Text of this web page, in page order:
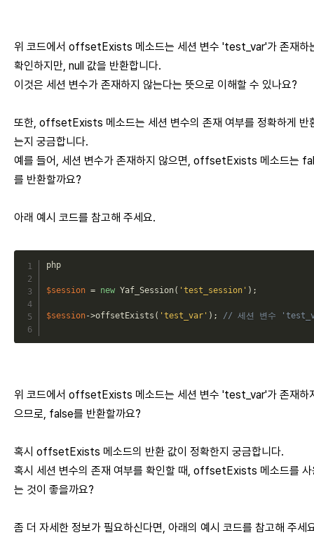
위 코드에서 offsetExists 메소드는 세션 변수 'test_var'가 존재하
확인하지만, null 값을 반환합니다.
이것은 세션 변수가 존재하지 않는다는 뜻으로 이해할 수 있나요?
또한, offsetExists 메소드는 세션 변수의 존재 여부를 정확하게 반
는지 궁금합니다.
예를 들어, 세션 변수가 존재하지 않으면, offsetExists 메소드는
를 반환할까요?
아래 예시 코드를 참고해 주세요.
php
$session = new Yaf_Session( 'test_session' ) ;
$session->offsetExists ( 'test_var' ) ; // 세션 변수
위 코드에서 offsetExists 메소드는 세션 변수 'test_var'가 존재하
으므로, false를 반환할까요?
혹시 offsetExists 메소드의 반환 값이 정확한지 궁금합니다.
혹시 세션 변수의 존재 여부를 확인할 때, offsetExists 메소드를 사
는 것이 좋을까요?
좀 더 자세한 정보가 필요하신다면, 아래의 예시 코드를 참고해 주세